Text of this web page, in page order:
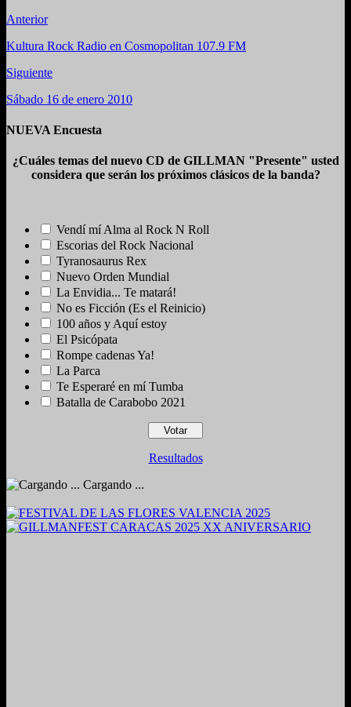
Anterior
Kultura Rock Radio en Cosmopolitan 107.9 FM
Siguiente
Sábado 16 de enero 2010
NUEVA Encuesta
¿Cuáles temas del nuevo CD de GILLMAN "Presente" usted
considera que serán los próximos clásicos de la banda?
Vendí mí Alma al Rock N Roll
Escorias del Rock Nacional
Tyranosaurus Rex
Nuevo Orden Mundial
La Envidia... Te matará!
No es Ficción (Es el Reinicio)
100 años y Aquí estoy
El Psicópata
Rompe cadenas Ya!
La Parca
Te Esperaré en mí Tumba
Batalla de Carabobo 2021
Resultados
Cargando ...